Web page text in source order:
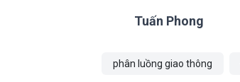
Tuấn Phong
phân luồng giao thông